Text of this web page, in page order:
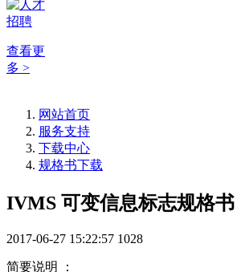
查看更
多 >
网站首页
服务支持
下载中心
规格书下载
IVMS 可变信息标志规格书
2017-06-27 15:22:57 1028
简要说明 ：